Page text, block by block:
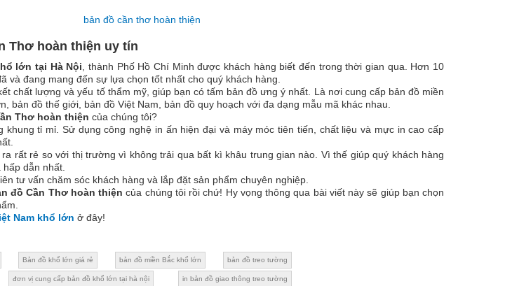
Thơ hoàn thiện uy tín
lớn tại Hà Nội, thành Phố Hồ Chí Minh được khách hàng biết đến trong thời gian qua. Hơn 10
và đang mang đến sự lựa chọn tốt nhất cho quý khách hàng.
chất lượng và yếu tố thẩm mỹ, giúp bạn có tấm bản đồ ưng ý nhất. Là nơi cung cấp bản đồ miền
bản đồ thế giới, bản đồ Việt Nam, bản đồ quy hoạch với đa dạng mẫu mã khác nhau.
Thơ hoàn thiện của chúng tôi?
khung tỉ mỉ. Sử dụng công nghệ in ấn hiện đại và máy móc tiên tiến, chất liệu và mực in cao cấp
rất rẻ so với thị trường vì không trải qua bất kì khâu trung gian nào. Vì thế giúp quý khách hàng
dẫn nhất.
tư vấn chăm sóc khách hàng và lắp đặt sản phẩm chuyên nghiệp.
đồ Cần Thơ hoàn thiện của chúng tôi rồi chứ! Hy vọng thông qua bài viết này sẽ giúp bạn chọn
Nam khổ lớn ở đây!
Bản đồ khổ lớn giá rẻ bản đồ miền Bắc khổ lớn bản đồ treo tường
đơn vị cung cấp bản đồ khổ lớn tại hà nội in bản đồ giao thông treo tường